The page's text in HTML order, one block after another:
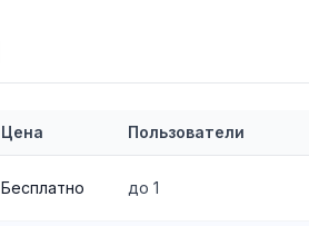
Цена Пользователи
Бесплатно до 1